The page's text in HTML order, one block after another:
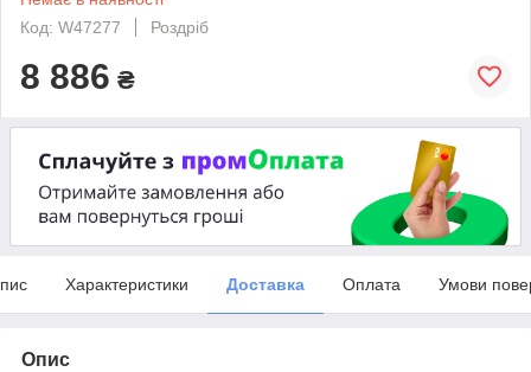
Код: W47277
Роздріб
8 886 ₴
Характеристики Доставка Оплата Умови
Опис